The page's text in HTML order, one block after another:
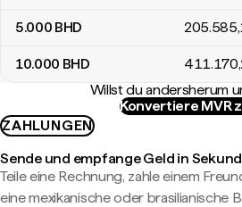
5.000 BHD 205.585
10.000 BHD 411.170
Willst du andersherum
Konvertiere MVR
ZAHLUNGEN
Sende und empfange Geld in
Teile eine Rechnung, zahle einem
eine mexikanische oder brasilianische